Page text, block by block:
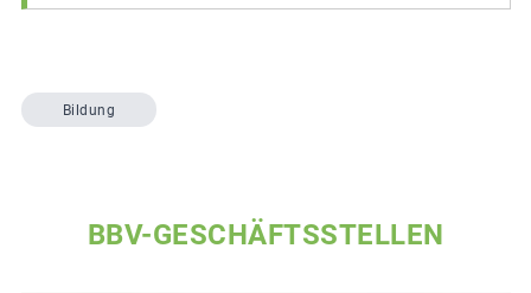
Bildung
BBV-GESCHÄFTSSTELLEN